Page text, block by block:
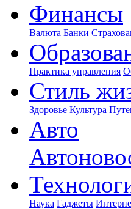
Финансы
Валюта Банки
Практика управления
Стиль
Здоровье Культура
Авто
Наука Гаджеты